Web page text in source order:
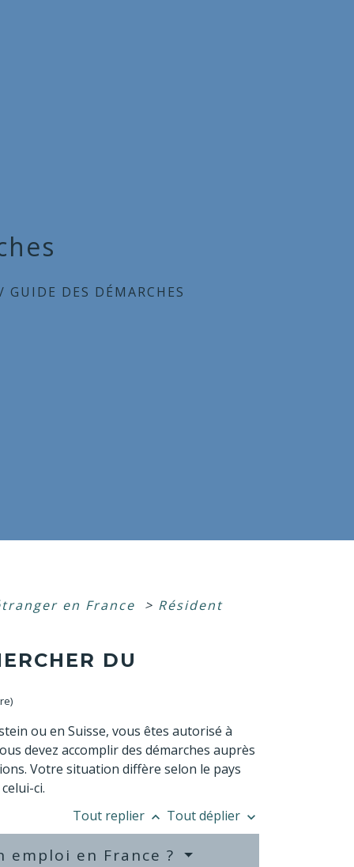
/GUIDE DES DÉMARCHES
en France > Résident
DU
ou en Suisse, vous êtes autorisé à
devez accomplir des démarches auprès
Votre situation diffère selon le pays
ci.
Tout replier keyboard_arrow_up Tout déplier keyboard_arrow_down
en France ?